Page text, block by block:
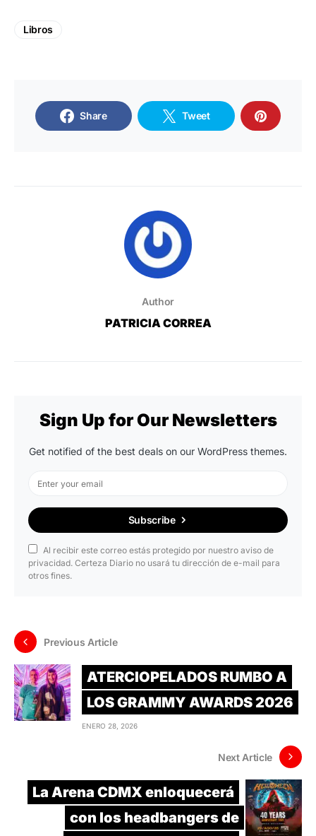
Libros
Share Tweet
Author
PATRICIA CORREA
Sign Up for Our Newsletters
Get notified of the best deals on our WordPress themes.
Subscribe
Al recibir este correo estás protegido por nuestro aviso de
privacidad. Certeza Diario no usará tu dirección de e-mail para
otros fines.
Previous Article
ATERCIOPELADOS RUMBO A
LOS GRAMMY AWARDS 2026
ENERO 28, 2026
Next Article
La Arena CDMX enloquecerá
con los headbangers de